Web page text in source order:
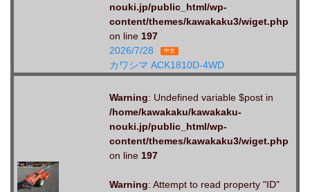
nouki.jp/public_html/wp-
content/themes/kawakaku3/wiget.php
on line 197
2026/7/28
中古
カワシマ ACK1810D-4WD
Warning: Undefined variable $post in
/home/kawakaku/kawakaku-
nouki.jp/public_html/wp-
content/themes/kawakaku3/wiget.php
on line 197
Warning: Attempt to read property "ID"